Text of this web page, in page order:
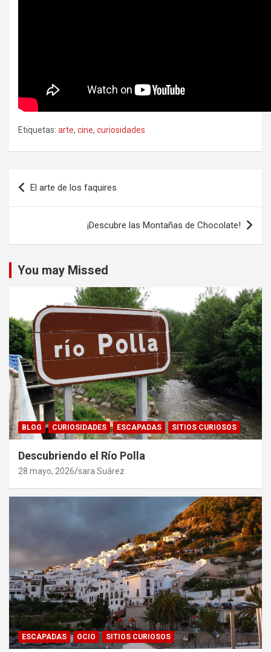
Etiquetas: arte, cine, curiosidades
Navegación
de
El arte de los faquires
¡Descubre las Montañas de Chocolate!
You may Missed
BLOG CURIOSIDADES ESCAPADAS SITIOS CURIOSOS
Descubriendo el Río Polla
28 mayo, 2026 sara Suárez
ESCAPADAS OCIO SITIOS CURIOSOS